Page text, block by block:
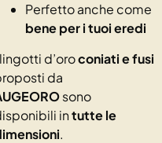
Perfetto anche come
bene per i tuoi eredi
d’oroconiati e fusi
da
sono
intutte le
.